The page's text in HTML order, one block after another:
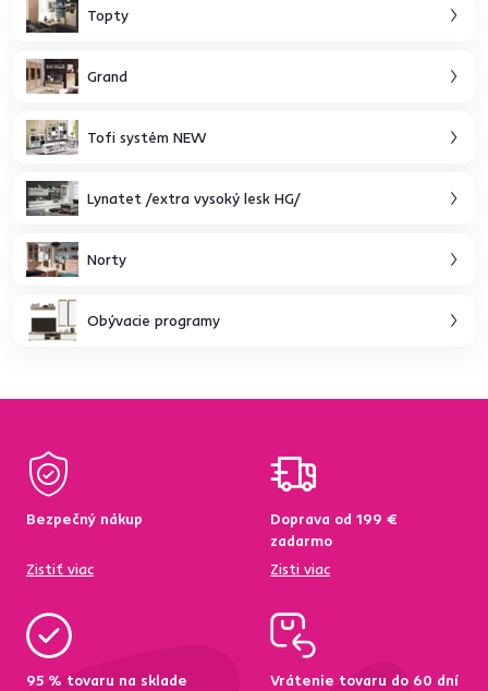
Topty
Grand
Tofi systém NEW
Lynatet /extra vysoký lesk HG/
Norty
Obývacie programy
Bezpečný nákup
Zistiť viac
Doprava od 199 €
zadarmo
Zisti viac
95 % tovaru na sklade
Vrátenie tovaru do 60 dní